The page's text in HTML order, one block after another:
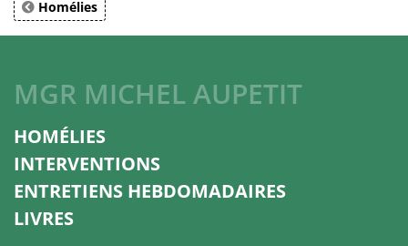
Homélies
MGR MICHEL AUPETIT
HOMÉLIES
INTERVENTIONS
ENTRETIENS HEBDOMADAIRES
LIVRES